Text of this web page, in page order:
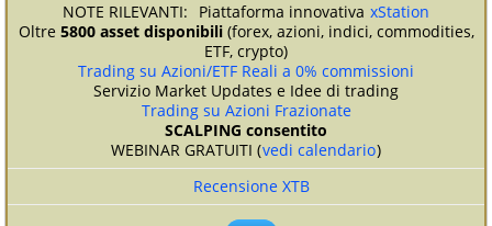
Piattaforma innovativa xStation
Oltre 5800 asset disponibili(forex, azioni, indici, commodities,
ETF, crypto)
Trading su Azioni/ETF Reali a 0% commissioni
Servizio Market Updates e Idee di trading
Trading su Azioni Frazionate
SCALPING consentito
WEBINAR GRATUITI (vedi calendario)
Recensione XTB